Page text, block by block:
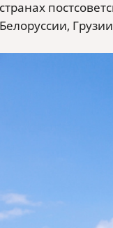
странах
Белоруссии,